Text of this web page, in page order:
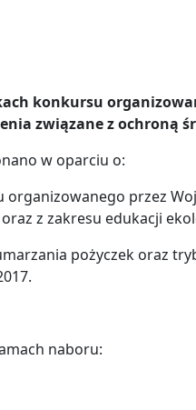
konkursu
związane z ochroną
w oparciu o:
organizowanego przez
z zakresu edukacji
pożyczek oraz
naboru: